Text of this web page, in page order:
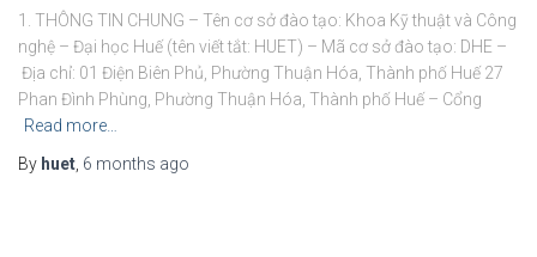
1. THÔNG TIN CHUNG – Tên cơ sở đào tạo: Khoa Kỹ thuật và Công
nghệ – Đại học Huế (tên viết tắt: HUET) – Mã cơ sở đào tạo: DHE –
Địa chỉ: 01 Điện Biên Phủ, Phường Thuận Hóa, Thành phố Huế 27
Phan Đình Phùng, Phường Thuận Hóa, Thành phố Huế – Cổng
Read more…
By huet 6 months ago